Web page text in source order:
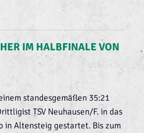
IM HALBFINALE VON
standesgemäßen 35:21
TSV Neuhausen/F. in das
in Altensteig gestartet. Bis zum